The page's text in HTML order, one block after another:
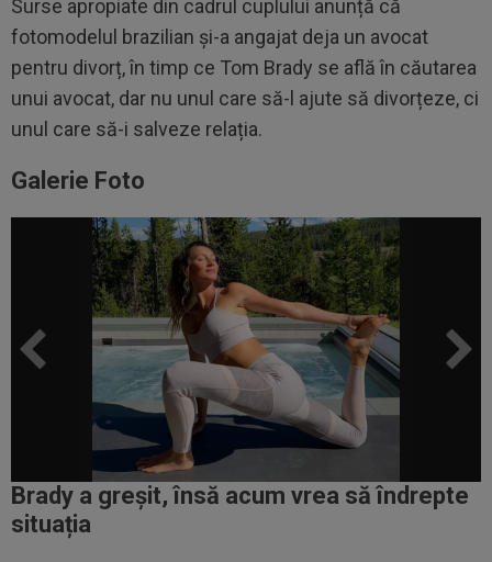
Surse apropiate din cadrul cuplului anunță că
fotomodelul brazilian și-a angajat deja un avocat
pentru divorț, în timp ce Tom Brady se află în căutarea
unui avocat, dar nu unul care să-l ajute să divorțeze, ci
unul care să-i salveze relația.
Galerie Foto
Brady a greșit, însă acum vrea să îndrepte
situația